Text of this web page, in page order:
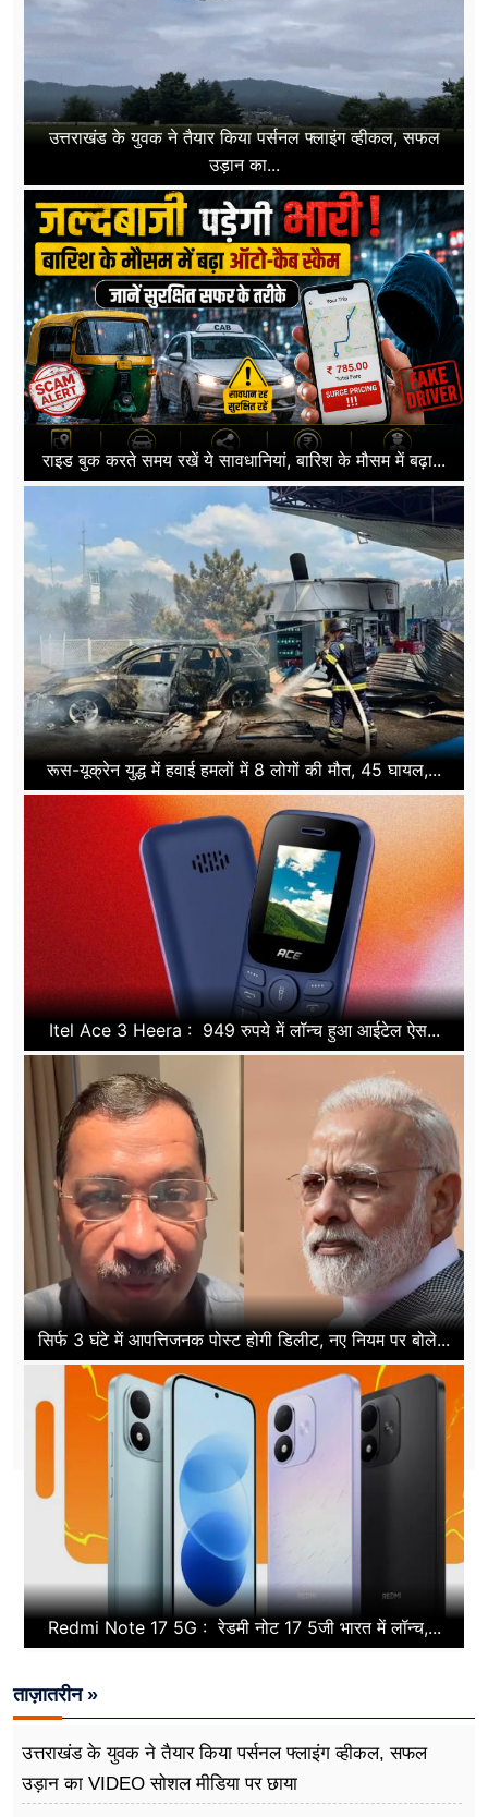
उत्तराखंड के युवक ने तैयार किया पर्सनल फ्लाइंग व्हीकल, सफल
उड़ान का...
राइड बुक करते समय रखें ये सावधानियां, बारिश के मौसम में बढ़ा...
रूस-यूक्रेन युद्ध में हवाई हमलों में 8 लोगों की मौत, 45 घायल,...
Itel Ace 3 Heera : 949 रुपये में लॉन्च हुआ आईटेल ऐस...
सिर्फ 3 घंटे में आपत्तिजनक पोस्ट होगी डिलीट, नए नियम पर बोले...
Redmi Note 17 5G : रेडमी नोट 17 5जी भारत में लॉन्च,...
ताज़ातरीन »
उत्तराखंड के युवक ने तैयार किया पर्सनल फ्लाइंग व्हीकल, सफल
उड़ान का VIDEO सोशल मीडिया पर छाया